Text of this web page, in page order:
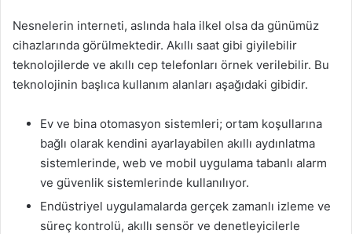
Nesnelerin interneti, aslında hala ilkel olsa da günümüz
cihazlarında görülmektedir. Akıllı saat gibi giyilebilir
teknolojilerde ve akıllı cep telefonları örnek verilebilir. Bu
teknolojinin başlıca kullanım alanları aşağıdaki gibidir.
Ev ve bina otomasyon sistemleri; ortam koşullarına
bağlı olarak kendini ayarlayabilen akıllı aydınlatma
sistemlerinde, web ve mobil uygulama tabanlı alarm
ve güvenlik sistemlerinde kullanılıyor.
Endüstriyel uygulamalarda gerçek zamanlı izleme ve
süreç kontrolü, akıllı sensör ve denetleyicilerle